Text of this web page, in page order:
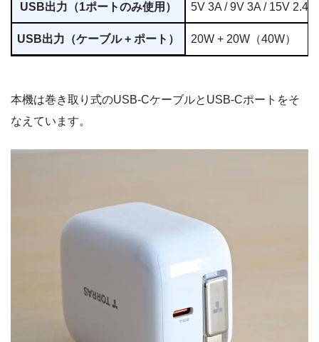
USB出力（1ポートのみ使用） 5V 3A / 9V 3A / 15V
USB出力（ケーブル + ポート） 20W + 20W（40W）
本機は巻き取り式のUSB-CケーブルとUSB-Cポートをそ
なえています。